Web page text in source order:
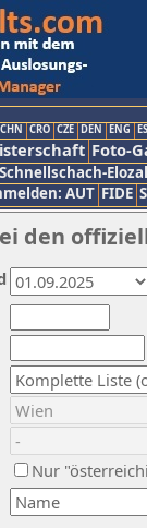
CHN CRO CZE DEN ENG
Foto-
Schnellschach-
AUT FIDE
den
Nur